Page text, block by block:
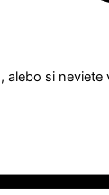
si neviete